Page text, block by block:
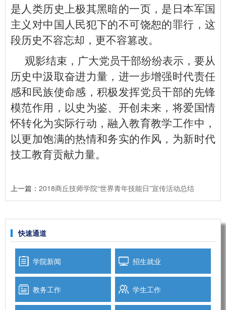
是人类历史上极其黑暗的一页，是日本军国
主义对中国人民犯下的不可饶恕的罪行，这
段历史不容忘却，更不容篡改。
观影结束，广大党员干部纷纷表示，要从
历史中汲取奋进力量，进一步增强时代责任
感和民族使命感，积极发挥党员干部的先锋
模范作用，以史为鉴、开创未来，将爱国情
怀转化为实际行动，融入教育教学工作中，
以更加饱满的热情和务实的作风，为新时代
技工教育贡献力量。
上一篇： 2018商丘技师学院“世界青年技能日”宣传活动总结
快速通道
学院新闻 招生就业
教务工作 学生工作